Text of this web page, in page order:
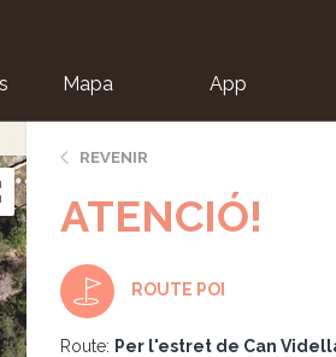
Mapa App
REVENIR
ATENCIÓ!
ROUTE POI
Route: Per l'estret de Can